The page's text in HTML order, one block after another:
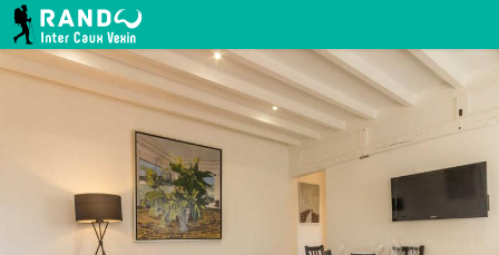
RANDO INTER CAUX VEXIN
Gîtes de France® - La maison des Artistes